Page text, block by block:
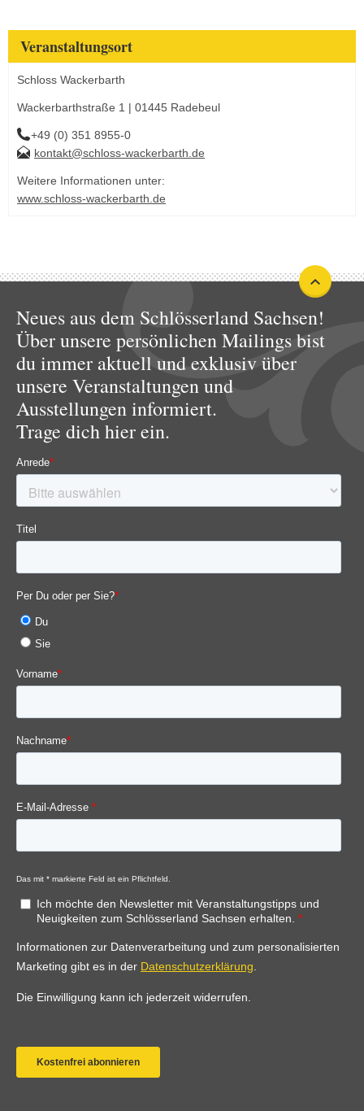
Veranstaltungsort
Schloss Wackerbarth
Wackerbarthstraße 1 | 01445 Radebeul
+49 (0) 351 8955-0
kontakt@schloss-wackerbarth.de
Weitere Informationen unter:
www.schloss-wackerbarth.de
Neues aus dem Schlösserland Sachsen!
Über unsere persönlichen Mailings bist
du immer aktuell und exklusiv über
unsere Veranstaltungen und
Ausstellungen informiert.
Trage dich hier ein.